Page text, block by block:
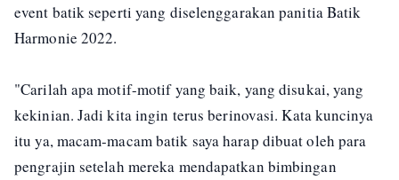
event batik seperti yang diselenggarakan panitia Batik
Harmonie 2022.
"Carilah apa motif-motif yang baik, yang disukai, yang
kekinian. Jadi kita ingin terus berinovasi. Kata kuncinya
itu ya, macam-macam batik saya harap dibuat oleh para
pengrajin setelah mereka mendapatkan bimbingan